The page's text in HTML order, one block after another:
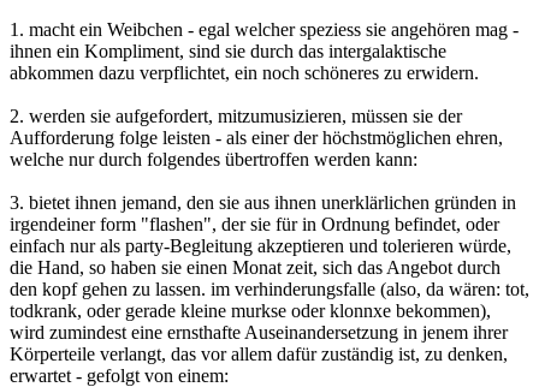
1. macht ein Weibchen - egal welcher speziess sie angehören mag -
ihnen ein Kompliment, sind sie durch das intergalaktische
abkommen dazu verpflichtet, ein noch schöneres zu erwidern.
2. werden sie aufgefordert, mitzumusizieren, müssen sie der
Aufforderung folge leisten - als einer der höchstmöglichen ehren,
welche nur durch folgendes übertroffen werden kann:
3. bietet ihnen jemand, den sie aus ihnen unerklärlichen gründen in
irgendeiner form "flashen", der sie für in Ordnung befindet, oder
einfach nur als party-Begleitung akzeptieren und tolerieren würde,
die Hand, so haben sie einen Monat zeit, sich das Angebot durch
den kopf gehen zu lassen. im verhinderungsfalle (also, da wären: tot,
todkrank, oder gerade kleine murkse oder klonnxe bekommen),
wird zumindest eine ernsthafte Auseinandersetzung in jenem ihrer
Körperteile verlangt, das vor allem dafür zuständig ist, zu denken,
erwartet - gefolgt von einem: